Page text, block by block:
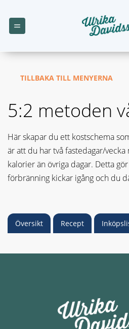
TILLBAKA TILL MENYERNA
5:2 metoden
Här skapar du ett kostschema
är att du har två fastedagar/
kalorier än övriga dagar. Detta
förbränning kickar igång och du
Översikt Recept